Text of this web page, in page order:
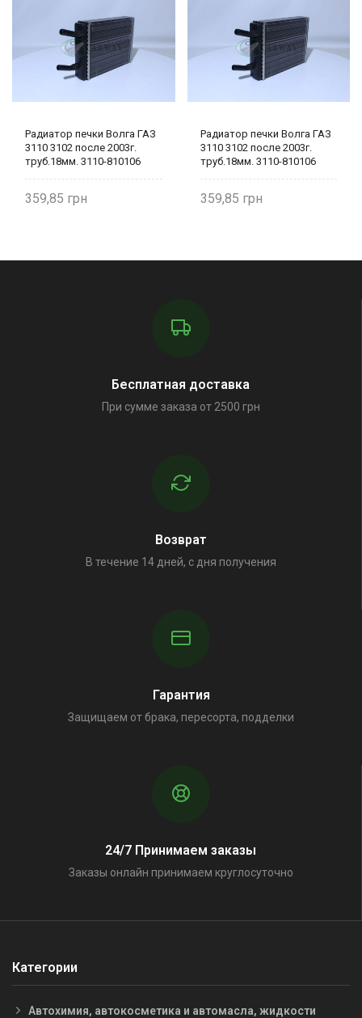
Радиатор печки Волга ГАЗ
3110 3102 после 2003г.
труб.18мм. 3110-810106
359,85
Радиатор печки Волга ГАЗ
3110 3102 после 2003г.
труб.18мм. 3110-810106
359,85
Бесплатная доставка
При сумме заказа от 2500 грн
Возврат
В течение 14 дней, с дня получения
Гарантия
Защищаем от брака, пересорта, подделки
24/7 Принимаем заказы
Заказы онлайн принимаем круглосуточно
Категории
Автохимия, автокосметика и автомасла, жидкости